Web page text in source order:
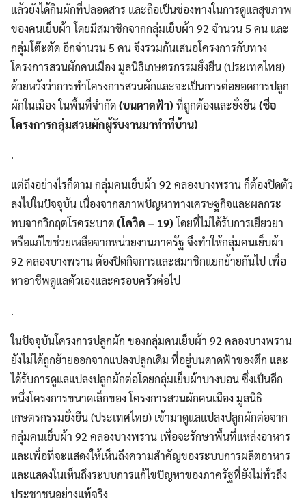
แล้วยังได้กินผักที่ปลอดสาร และถือเป็นช่องทางในการดูแลสุขภาพ
ของคนเย็บผ้า โดยมีสมาชิกจากกลุ่มเย็บผ้า 92 จำนวน 5 คน และ
กลุ่มโต๊ะตัด อีกจำนวน 5 คน จึงรวมกันเสนอโครงการกับทาง
โครงการสวนผักคนเมือง มูลนิธิเกษตรกรรมยั่งยืน (ประเทศไทย)
ด้วยหวังว่าการทำโครงการสวนผักและจะเป็นการต่อยอดการปลูก
ผักในเมือง ในพื้นที่จำกัด(บนดาดฟ้า) ที่ถูกต้องและยั่งยืน(ชื่อ
โครงการกลุ่มสวนผักผู้รับงานมาทำที่บ้าน)
.
แต่ถึงอย่างไรก็ตาม กลุ่มคนเย็บผ้า 92 คลองบางพราน ก็ต้องปิดตัว
ลงไปในปัจจุบัน เนื่องจากสภาพปัญหาทางเศรษฐกิจและผลกระ
ทบจากวิกฤตโรคระบาด(โควิด – 19) โดยที่ไม่ได้รับการเยียวยา
หรือแก้ไขช่วยเหลือจากหน่วยงานภาครัฐ จึงทำให้กลุ่มคนเย็บผ้า
92 คลองบางพราน ต้องปิดกิจการและสมาชิกแยกย้ายกันไป เพื่อ
หาอาชีพดูแลตัวเองและครอบครัวต่อไป
.
ในปัจจุบันโครงการปลูกผัก ของกลุ่มคนเย็บผ้า 92 คลองบางพราน
ยังไม่ได้ถูกย้ายออกจากแปลงปลูกเดิม ที่อยู่บนดาดฟ้าของตึก และ
ได้รับการดูแลแปลงปลูกผักต่อโดยกลุ่มเย็บผ้าบางบอน ซึ่งเป็นอีก
หนึ่งโครงการขนาดเล็กของ โครงการสวนผักคนเมือง มูลนิธิ
เกษตรกรรมยั่งยืน (ประเทศไทย) เข้ามาดูแลแปลงปลูกผักต่อจาก
กลุ่มคนเย็บผ้า 92 คลองบางพราน เพื่อจะรักษาพื้นที่แหล่งอาหาร
และเพื่อที่จะแสดงให้เห็นถึงความสำคัญของระบบการผลิตอาหาร
และแสดงในเห็นถึงระบบการแก้ไขปัญหาของภาครัฐที่ยังไม่ทั่วถึง
ประชาชนอย่างแท้จริง